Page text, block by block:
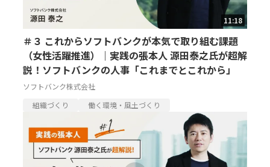
11:18
＃３ これからソフトバンクが本気で取り組む課題
（女性活躍推進）｜実践の張本人 源田泰之氏が超解
説！ソフトバンクの人事「これまでとこれから」
ソフトバンク株式会社
組織づくり
働く環境・風土づくり